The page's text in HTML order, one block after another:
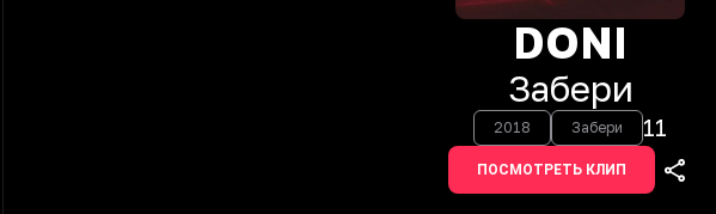
DONI
Забери
2018 Забери 11
ПОСМОТРЕТЬ КЛИП